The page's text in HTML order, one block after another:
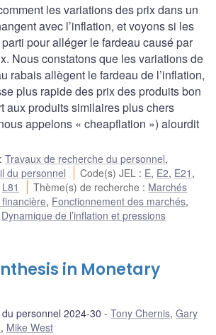
les variations des prix dans un
avec l’inflation, et voyons si les
pour alléger le fardeau causé par
Nous constatons que les variations de
rabais allègent le fardeau de l’inflation,
plus rapide des prix des produits bon
aux produits similaires plus chers
appelons « cheapflation ») alourdit
: Travaux de recherche du personnel,
du personnel
Code(s) JEL : E, E2, E21 ,
L81 Thème(s) de recherche : Marchés
, Fonctionnement des marchés,
Dynamique de l’inflation et pressions
in Monetary
personnel 2024-30 Tony Chernis, Gary
, Mike West